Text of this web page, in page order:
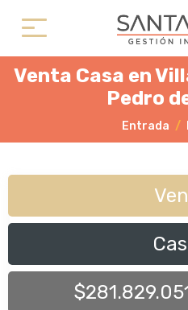
Venta Casa en
Pedro
Entrada